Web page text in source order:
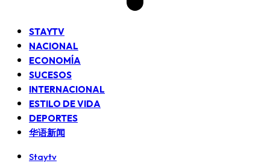
STAYTV
NACIONAL
ECONOMÍA
SUCESOS
INTERNACIONAL
ESTILO DE VIDA
DEPORTES
华语新闻
Staytv